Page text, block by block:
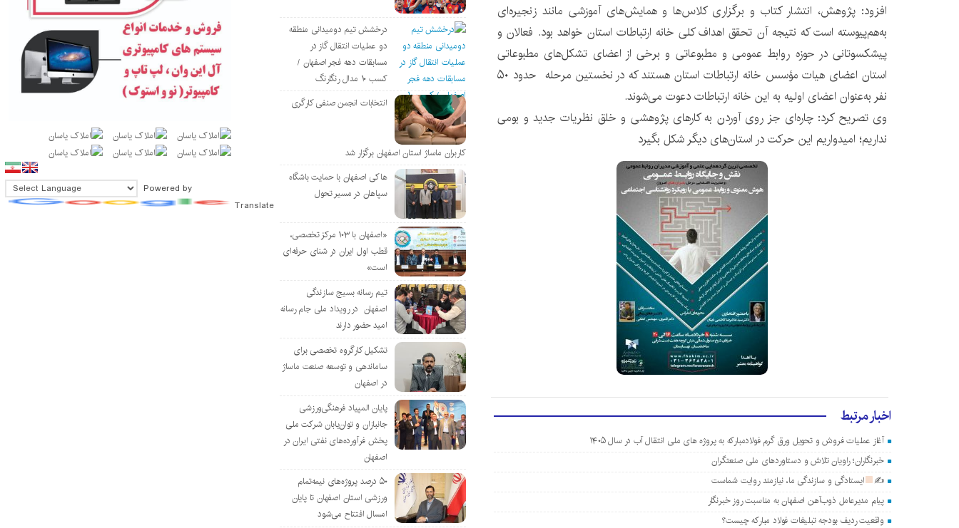
افزود: پژوهش، انتشار کتاب و برگزاری کلاس‌ها و همایش‌های آموزشی مانند زنجیره‌ای
به‌هم‌پیوسته است که نتیجه آن تحقق اهداف کلی خانه ارتباطات استان خواهد بود. فعالان و
پیشکسوتانی در حوزه روابط عمومی‌ و مطبوعاتی و برخی از اعضای تشکل‌های مطبوعاتی
استان اعضای هیات مؤسس خانه ارتباطات استان هستند‌ که در نخستین مرحله حدود ۵۰
نفر به‌عنوان اعضای اولیه به این خانه ارتباطات دعوت می‌شوند.
وی تصریح کرد: چاره‌ای جز روی آوردن به کارهای پژوهشی و خلق نظریات جدید و بومی
نداریم؛ امیدواریم این حرکت در استان‌های دیگر شکل بگیرد
اخبار مرتبط
آغاز عملیات فروش و تحویل ورق گرم فولادمبارکه به پروژه های ملی انتقال آب در سال ۱۴۰۵
خبرنگاران؛ راویان تلاش و دستاوردهای ملی صنعتگران
✍
ایستادگی و سازندگی ما، نیازمند روایت شماست
پیام مدیرعامل ذوب‌آهن اصفهان به مناسبت روز خبرنگار
واقعیت ردیف بودجه تبلیغات فولاد مبارکه چیست؟
درخشش تیم دومیدانی منطقه
دو عملیات انتقال گاز در
مسابقات دهه فجر اصفهان /
کسب ۱۰ مدال رنگارنگ
انتخابات انجمن صنفی کارگری
کاربران ماساژ استان اصفهان برگزار شد
هاکی اصفهان با حمایت باشگاه
سپاهان در مسیر تحول
«اصفهان با ۱۰۳ مرکز تخصصی،
قطب اول ایران در شنای حرفه‌ای
است»
تیم رسانه بسیج سازندگی
اصفهان در رویداد ملی جام رسانه
امید حضور دارند
تشکیل کارگروه تخصصی برای
ساماندهی و توسعه صنعت ماساژ
در اصفهان
پایان المپیاد فرهنگی‌ورزشی
جانبازان و توان‌یابان شرکت ملی
پخش فرآورده‌های نفتی ایران در
اصفهان
۵۰ درصد پروژه‌های نیمه‌تمام
ورزشی استان اصفهان تا پایان
امسال افتتاح می‌شود
Powered by
Translate